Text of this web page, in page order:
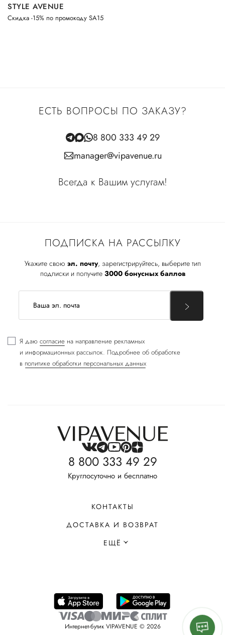
STYLE AVENUE
Скидка -15% по промокоду SA15
ПОДПИСКА НА РАССЫЛКУ
Укажите свою эл. почту, зарегистрируйтесь, выберите тип
подписки и получите 3000 бонусных баллов
Я даю согласие на направление рекламных
и информационных рассылок. Подробнее об обработке
в политике обработки персональных данных
ЕСТЬ ВОПРОСЫ ПО ЗАКАЗУ?
8 800 333 49 29
manager@vipavenue.ru
Всегда к Вашим услугам!
8 800 333 49 29
Круглосуточно и бесплатно
КОНТАКТЫ
ДОСТАВКА И ВОЗВРАТ
ЕЩЁ
Интернет-бутик VIPAVENUE © 2026